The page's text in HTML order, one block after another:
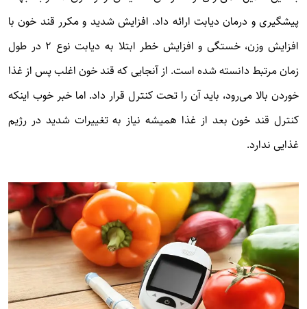
پیشگیری و درمان دیابت ارائه داد. افزایش شدید و مکرر قند خون با
افزایش وزن، خستگی و افزایش خطر ابتلا به دیابت نوع ۲ در طول
زمان مرتبط دانسته شده است. از آنجایی که قند خون اغلب پس از غذا
خوردن بالا می‌رود، باید آن را تحت کنترل قرار داد. اما خبر خوب اینکه
کنترل قند خون بعد از غذا همیشه نیاز به تغییرات شدید در رژیم
غذایی ندارد.